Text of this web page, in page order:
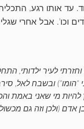
עד אותו רגע,
וכו’. אבל אחרי
לעיר ילדותי,
“הומו”) ובשבח לאל,
מי שאני באמת
(ולכן וזה גם מכשול